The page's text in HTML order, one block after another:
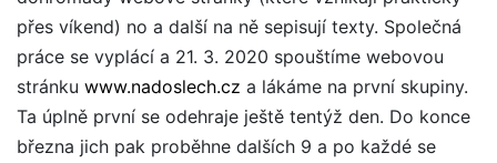
přes víkend) no a další na ně sepisují texty. Společná
práce se vyplácí a 21. 3. 2020 spouštíme webovou
stránku www.nadoslech.cz a lákáme na první skupiny.
Ta úplně první se odehraje ještě tentýž den. Do konce
března jich pak proběhne dalších 9 a po každé se